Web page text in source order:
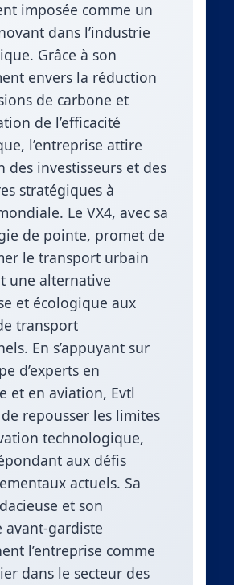
imposée comme un
dans l’industrie
Grâce à son
envers la réduction
de carbone et
de l’efficacité
l’entreprise attire
des investisseurs et des
stratégiques à
Le VX4, avec sa
de pointe, promet de
le transport urbain
une alternative
et écologique aux
transport
En s’appuyant sur
d’experts en
et en aviation, Evtl
repousser les limites
technologique,
aux défis
actuels. Sa
et son
avant-gardiste
l’entreprise comme
dans le secteur des